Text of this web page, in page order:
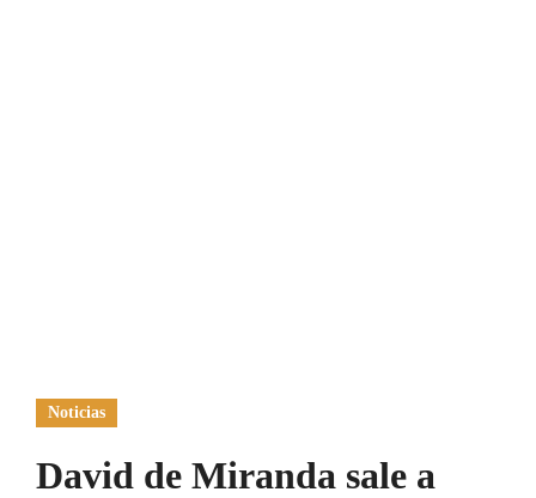
Noticias
David de Miranda sale a